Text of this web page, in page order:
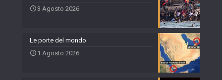
3 Agosto 2026
Le porte del mondo
1 Agosto 2026